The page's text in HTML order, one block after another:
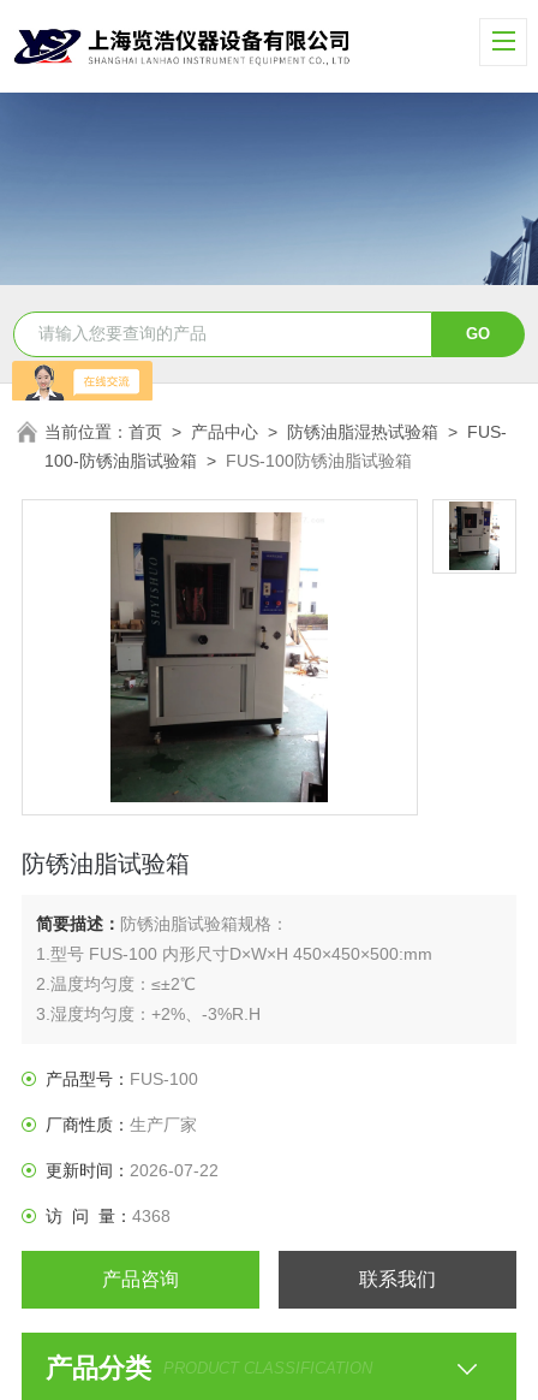
当前位置：首页 > 产品中心 > 防锈油脂湿热试验箱 > FUS-
100-防锈油脂试验箱 > FUS-100防锈油脂试验箱
防锈油脂试验箱
简要描述： 防锈油脂试验箱规格：
1.型号 FUS-100 内形尺寸D×W×H 450×450×500:mm
2.温度均匀度：≤±2℃
3.湿度均匀度：+2%、-3%R.H
产品型号： FUS-100
厂商性质： 生产厂家
更新时间： 2026-07-22
访 问 量： 4368
产品咨询 联系我们
产品分类 PRODUCT CLASSIFICATION